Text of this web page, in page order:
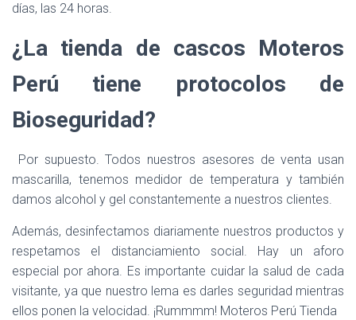
días, las 24 horas.
¿La tienda de cascos Moteros
Perú tiene protocolos de
Bioseguridad?
Por supuesto. Todos nuestros asesores de venta usan
mascarilla, tenemos medidor de temperatura y también
damos alcohol y gel constantemente a nuestros clientes.
Además, desinfectamos diariamente nuestros productos y
respetamos el distanciamiento social. Hay un aforo
especial por ahora. Es importante cuidar la salud de cada
visitante, ya que nuestro lema es darles seguridad mientras
ellos ponen la velocidad. ¡Rummmm! Moteros Perú Tienda